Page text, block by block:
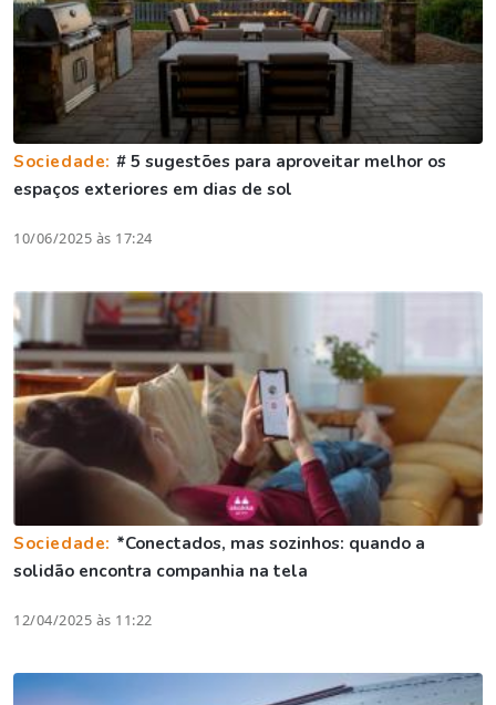
Sociedade: # 5 sugestões para aproveitar melhor os
espaços exteriores em dias de sol
10/06/2025 às 17:24
Sociedade: *Conectados, mas sozinhos: quando a
solidão encontra companhia na tela
12/04/2025 às 11:22